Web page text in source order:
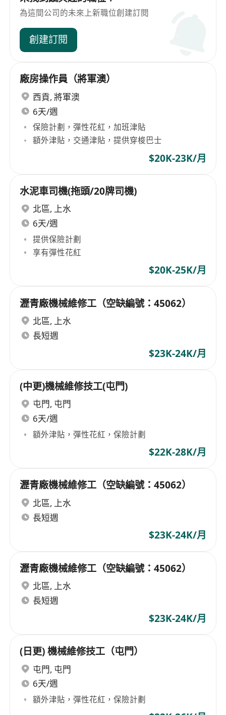
為這間公司的未來上新職位創建訂閱
創建訂閱
廠房操作員（將軍澳）
西貢, 將軍澳
6天/週
保險計劃，彈性花紅，加班津貼
額外津貼，交通津貼，提供穿梭巴士
$20K-23K/月
水泥車司機(拖頭/20牌司機)
北區, 上水
6天/週
提供保險計劃
享有彈性花紅
$20K-25K/月
瀝青廠機械維修工（空缺編號：45062）
北區, 上水
長短週
$23K-24K/月
(中更)機械維修技工(屯門)
屯門, 屯門
6天/週
額外津貼，彈性花紅，保險計劃
$22K-28K/月
瀝青廠機械維修工（空缺編號：45062）
北區, 上水
長短週
$23K-24K/月
瀝青廠機械維修工（空缺編號：45062）
北區, 上水
長短週
$23K-24K/月
(日更) 機械維修技工（屯門）
屯門, 屯門
6天/週
額外津貼，彈性花紅，保險計劃